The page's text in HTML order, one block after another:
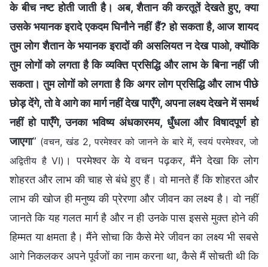
के बीच नष्ट होती जाती है। अब, शैतान की करतूतें देखते हुए, क्या
उसके भयानक इरादे एकदम घिनौने नहीं हैं? हो सकता है, आज शायद
तुम लोग शैतान के भयानक इरादों की असलियत न देख पाओ, क्योंकि
तुम लोगों को लगता है कि व्यक्ति प्रसिद्धि और लाभ के बिना नहीं जी
सकता। तुम लोगों को लगता है कि अगर लोग प्रसिद्धि और लाभ पीछे
छोड़ देंगे, तो वे आगे का मार्ग नहीं देख पाएँगे, अपना लक्ष्य देखने में समर्थ
नहीं हो पाएँगे, उनका भविष्य अंधकारमय, धुँधला और विषादपूर्ण हो
जाएगा” (वचन, खंड 2, परमेश्वर को जानने के बारे में, स्वयं परमेश्वर, जो
अद्वितीय है VI) । परमेश्वर के ये वचन पढ़कर, मैंने देखा कि लोग
शोहरत और लाभ की चाह से बंधे हुए हैं। वो मानते हैं कि शोहरत और
लाभ की खोज ही मनुष्य की प्रेरणा और जीवन का लक्ष्य है। वो नहीं
जानते कि यह गलत मार्ग है और न ही उनके पास इससे मुक्त होने की
हिम्मत या क्षमता है। मैंने सोचा कि कैसे मेरे जीवन का लक्ष्य भी सबसे
आगे निकलकर अपने पूर्वजों का नाम करना था, कैसे मैं सोचती थी कि